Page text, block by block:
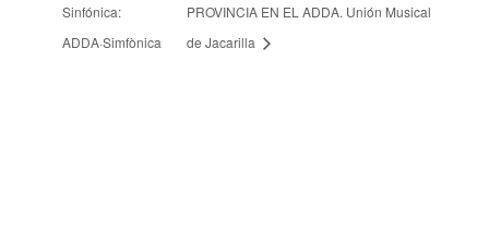
Sinfónica:
ADDA·Simfònica
PROVINCIA EN EL ADDA. Unión Musical
de Jacarilla